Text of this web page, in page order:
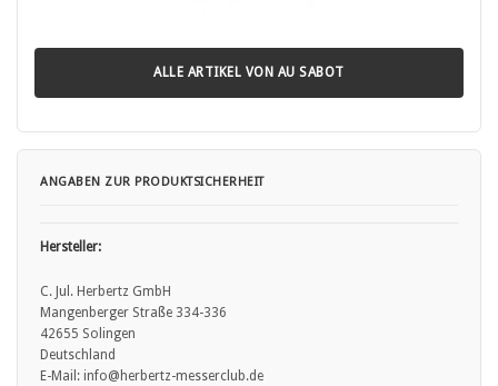
verhindern, dass sie herunterfallen und jemanden verletzen.
• Stumpfe Messer: Stumpfe Messer stellen ein größeres
• Messer sollten daher regelmäßig sachgemäß nachgeschärft
• Nicht bestimmungsgemäße Nutzung: Das Verwenden eines Messers
führen.
ALLE ARTIKEL VON AU SABOT
ANGABEN ZUR PRODUKTSICHERHEIT
Hersteller:
C. Jul. Herbertz GmbH
Mangenberger Straße 334-336
42655 Solingen
Deutschland
E-Mail: info@herbertz-messerclub.de